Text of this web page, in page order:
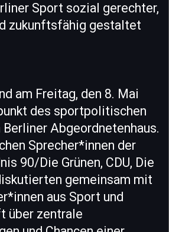
Sport sozial gerechter,
zukunftsfähig gestaltet
am Freitag, den 8. Mai
des sportpolitischen
Abgeordnetenhaus.
Sprecher*innen der
90/Die Grünen, CDU, Die
gemeinsam mit
aus Sport und
über zentrale